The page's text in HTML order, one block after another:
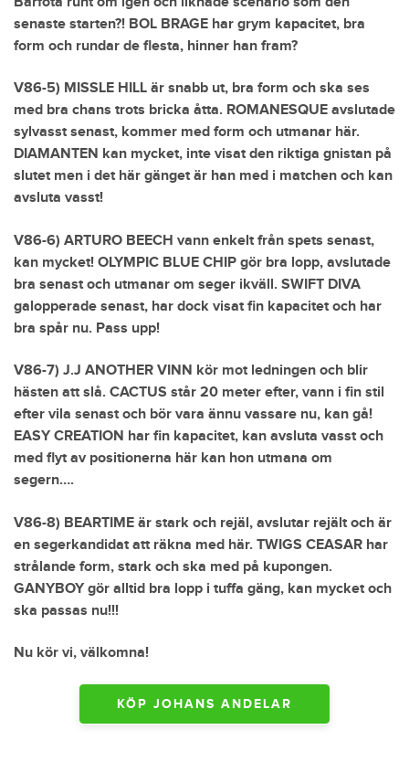
senaste starten?! BOL BRAGE har grym kapacitet, bra
form och rundar de flesta, hinner han fram?
V86-5) MISSLE HILL är snabb ut, bra form och ska ses
med bra chans trots bricka åtta. ROMANESQUE avslutade
sylvasst senast, kommer med form och utmanar här.
DIAMANTEN kan mycket, inte visat den riktiga gnistan på
slutet men i det här gänget är han med i matchen och kan
avsluta vasst!
V86-6) ARTURO BEECH vann enkelt från spets senast,
kan mycket! OLYMPIC BLUE CHIP gör bra lopp, avslutade
bra senast och utmanar om seger ikväll. SWIFT DIVA
galopperade senast, har dock visat fin kapacitet och har
bra spår nu. Pass upp!
V86-7) J.J ANOTHER VINN kör mot ledningen och blir
hästen att slå. CACTUS står 20 meter efter, vann i fin stil
efter vila senast och bör vara ännu vassare nu, kan gå!
EASY CREATION har fin kapacitet, kan avsluta vasst och
med flyt av positionerna här kan hon utmana om
segern….
V86-8) BEARTIME är stark och rejäl, avslutar rejält och är
en segerkandidat att räkna med här. TWIGS CEASAR har
strålande form, stark och ska med på kupongen.
GANYBOY gör alltid bra lopp i tuffa gäng, kan mycket och
ska passas nu!!!
Nu kör vi, välkomna!
KÖP JOHANS ANDELAR